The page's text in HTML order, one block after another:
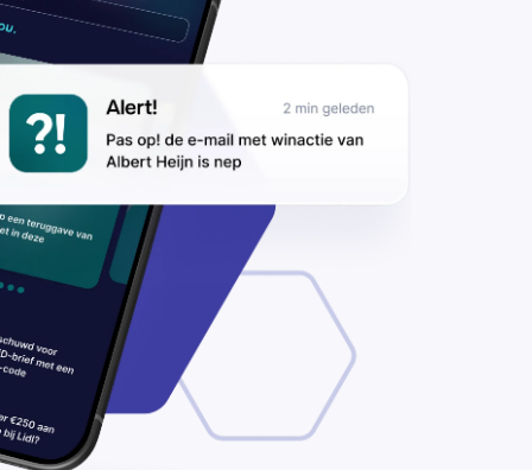
je rekening